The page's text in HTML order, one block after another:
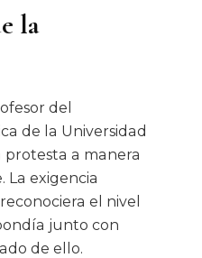
la
del
de la Universidad
protesta a manera
La exigencia
el nivel
junto con
de ello.